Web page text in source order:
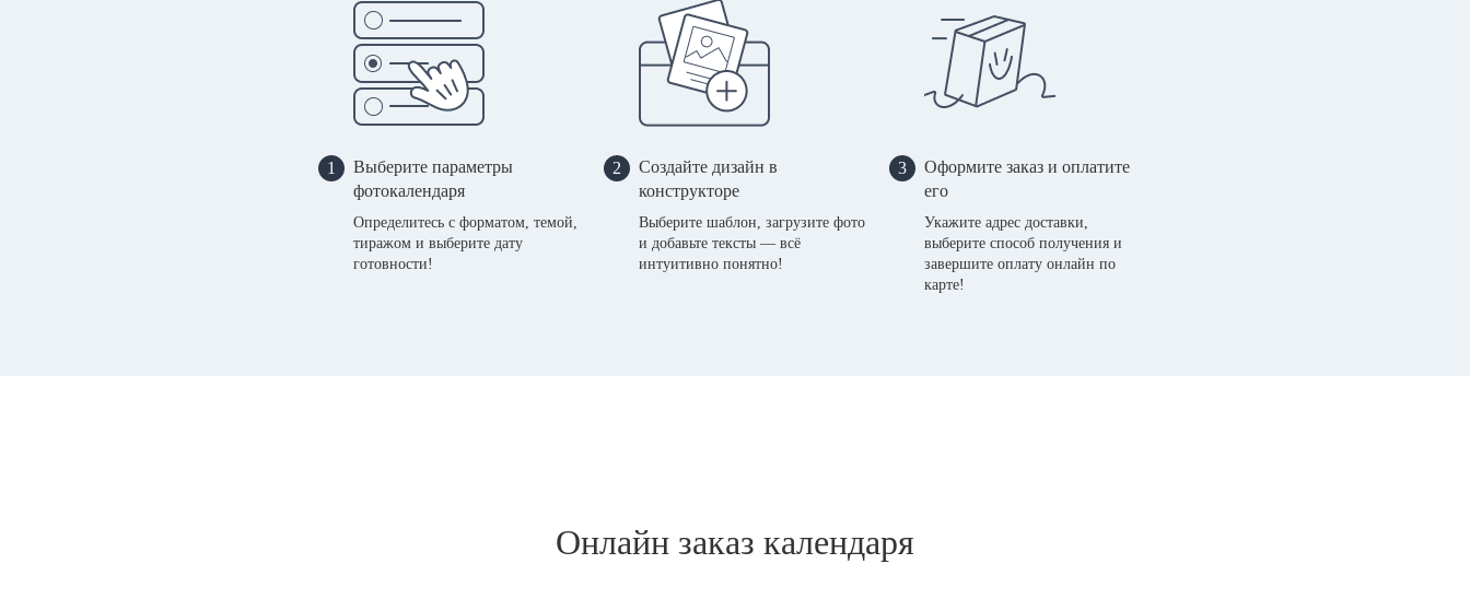
1
Выберите параметры
фотокалендаря
Определитесь с форматом, темой,
тиражом и выберите дату
готовности!
2
Создайте дизайн в
конструкторе
Выберите шаблон, загрузите фото
и добавьте тексты — всё
интуитивно понятно!
3
Оформите заказ и оплатите
его
Укажите адрес доставки,
выберите способ получения и
завершите оплату онлайн по
карте!
Онлайн заказ календаря